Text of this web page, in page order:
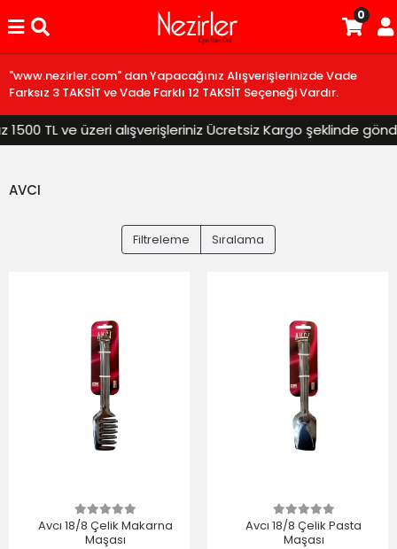
"www.nezirler.com" dan Yapacağınız Alışverişlerinizde Vade
Farksız 3 TAKSİT ve Vade Farklı 12 TAKSİT Seçeneği Vardır.
TL ve üzeri alışverişleriniz Ücretsiz Kargo şeklinde
0
AVCI
Filtreleme Sıralama
Avcı 18/8 Çelik Makarna
Maşası
Avcı 18/8 Çelik Pasta
Maşası